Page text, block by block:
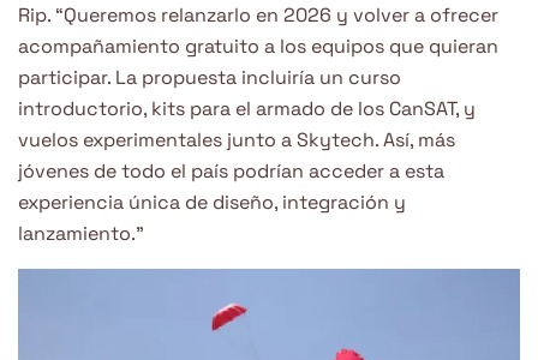
Rip. “Queremos relanzarlo en 2026 y volver a ofrecer
acompañamiento gratuito a los equipos que quieran
participar. La propuesta incluiría un curso
introductorio, kits para el armado de los CanSAT, y
vuelos experimentales junto a Skytech. Así, más
jóvenes de todo el país podrían acceder a esta
experiencia única de diseño, integración y
lanzamiento.”